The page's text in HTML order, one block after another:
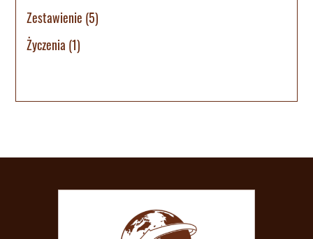
Zestawienie (5)
Życzenia (1)